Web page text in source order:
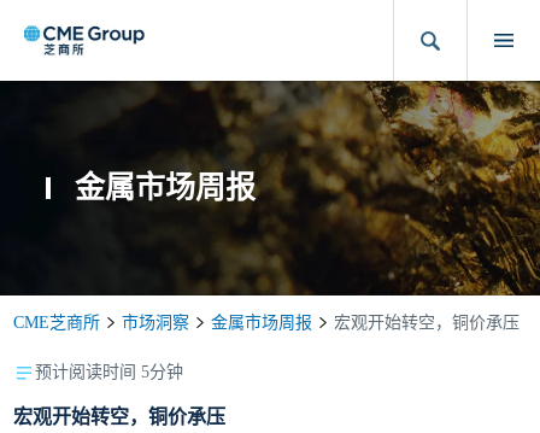
金属市场周报
CME芝商所 市场洞察 金属市场周报 宏观开始转空，铜价承压
预计阅读时间 5分钟
宏观开始转空，铜价承压